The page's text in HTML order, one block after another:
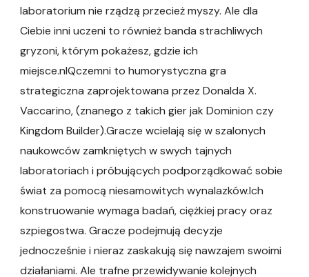
laboratorium nie rządzą przecież myszy. Ale dla
Ciebie inni uczeni to również banda strachliwych
gryzoni, którym pokażesz, gdzie ich
miejsce.nIQczemni to humorystyczna gra
strategiczna zaprojektowana przez Donalda X.
Vaccarino, (znanego z takich gier jak Dominion czy
Kingdom Builder).Gracze wcielają się w szalonych
naukowców zamkniętych w swych tajnych
laboratoriach i próbujących podporządkować sobie
świat za pomocą niesamowitych wynalazków.Ich
konstruowanie wymaga badań, ciężkiej pracy oraz
szpiegostwa. Gracze podejmują decyzje
jednocześnie i nieraz zaskakują się nawzajem swoimi
działaniami. Ale trafne przewidywanie kolejnych